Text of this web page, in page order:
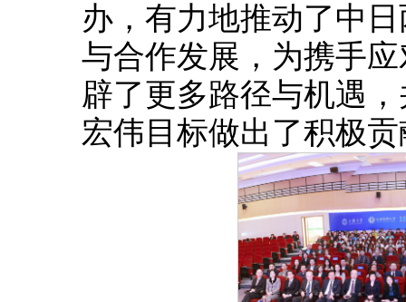
办，有力地推动了中
与合作发展，为携手
辟了更多路径与机遇
宏伟目标做出了积极